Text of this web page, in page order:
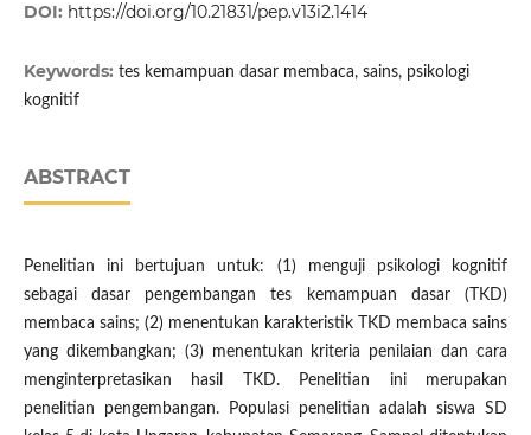
DOI: https://doi.org/10.21831/pep.v13i2.1414
Keywords: tes kemampuan dasar membaca, sains, psikologi
kognitif
ABSTRACT
Penelitian ini bertujuan untuk: (1) menguji psikologi kognitif
sebagai dasar pengembangan tes kemampuan dasar (TKD)
membaca sains; (2) menentukan karakteristik TKD membaca sains
yang dikembangkan; (3) menentukan kriteria penilaian dan cara
menginterpretasikan hasil TKD. Penelitian ini merupakan
penelitian pengembangan. Populasi penelitian adalah siswa SD